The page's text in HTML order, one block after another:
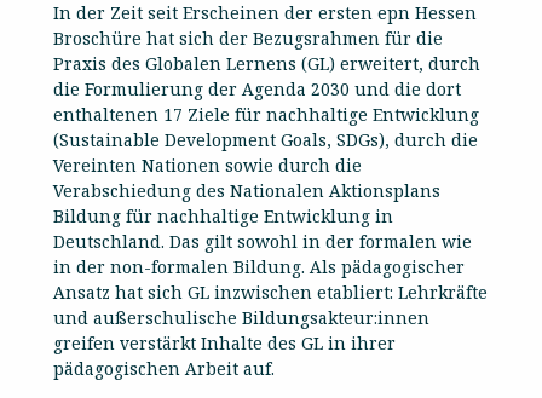
In der Zeit seit Erscheinen der ersten epn Hessen
Broschüre hat sich der Bezugsrahmen für die
Praxis des Globalen Lernens (GL) erweitert, durch
die Formulierung der Agenda 2030 und die dort
enthaltenen 17 Ziele für nachhaltige Entwicklung
(Sustainable Development Goals, SDGs), durch die
Vereinten Nationen sowie durch die
Verabschiedung des Nationalen Aktionsplans
Bildung für nachhaltige Entwicklung in
Deutschland. Das gilt sowohl in der formalen wie
in der non-formalen Bildung. Als pädagogischer
Ansatz hat sich GL inzwischen etabliert: Lehrkräfte
und außerschulische Bildungsakteur:innen
greifen verstärkt Inhalte des GL in ihrer
pädagogischen Arbeit auf.